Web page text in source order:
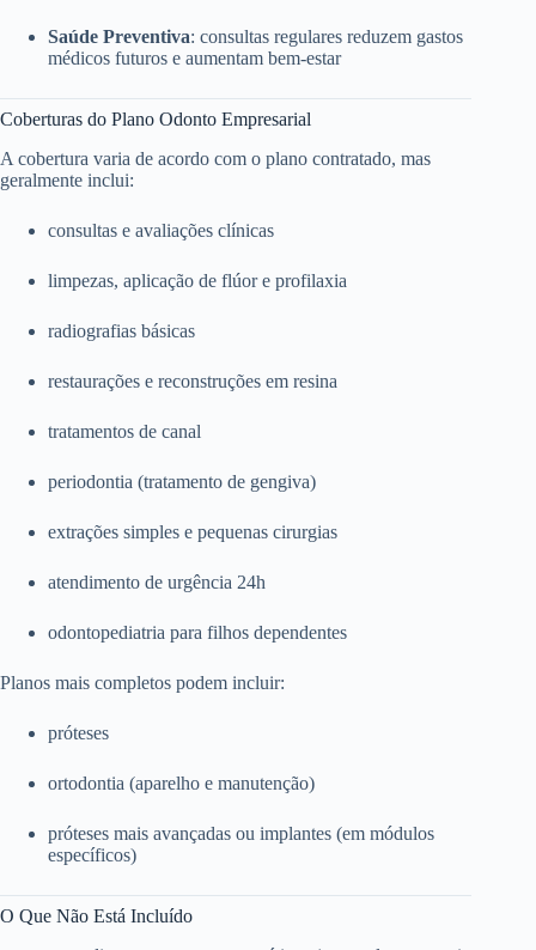
Saúde Preventiva: consultas regulares reduzem gastos
médicos futuros e aumentam bem-estar
Coberturas do Plano Odonto Empresarial
A cobertura varia de acordo com o plano contratado, mas
geralmente inclui:
consultas e avaliações clínicas
limpezas, aplicação de flúor e profilaxia
radiografias básicas
restaurações e reconstruções em resina
tratamentos de canal
periodontia (tratamento de gengiva)
extrações simples e pequenas cirurgias
atendimento de urgência 24h
odontopediatria para filhos dependentes
Planos mais completos podem incluir:
próteses
ortodontia (aparelho e manutenção)
próteses mais avançadas ou implantes (em módulos
específicos)
O Que Não Está Incluído